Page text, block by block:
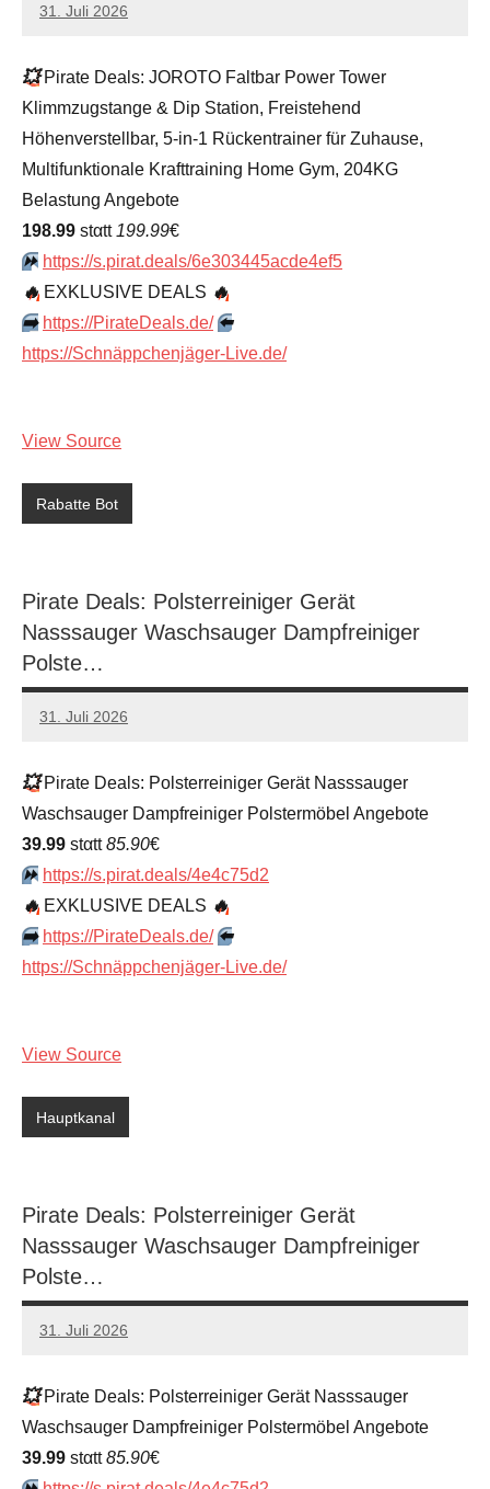
31. Juli 2026
admin
Keine
💥Pirate Deals: JOROTO Faltbar Power Tower
Klimmzugstange & Dip Station, Freistehend
Höhenverstellbar, 5-in-1 Rückentrainer für Zuhause,
Multifunktionale Krafttraining Home Gym, 204KG
Belastung Angebote
198.99 stαtt 199.99€
⏩️ https://s.pirat.deals/6e303445acde4ef5
🔥 EXKLUSIVE DEALS 🔥
➡️ https://PirateDeals.de/ ⬅️
https://Schnäppchenjäger-Live.de/
View Source
Rabatte Bot
Pirate Deals: Polsterreiniger Gerät
Nasssauger Waschsauger Dampfreiniger
Polste…
31. Juli 2026
admin
Keine
💥Pirate Deals: Polsterreiniger Gerät Nasssauger
Waschsauger Dampfreiniger Polstermöbel Angebote
39.99 stαtt85.90€
⏩️ https://s.pirat.deals/4e4c75d2
🔥 EXKLUSIVE DEALS 🔥
➡️ https://PirateDeals.de/ ⬅️
https://Schnäppchenjäger-Live.de/
View Source
Hauptkanal
Pirate Deals: Polsterreiniger Gerät
Nasssauger Waschsauger Dampfreiniger
Polste…
31. Juli 2026
admin
Keine
💥Pirate Deals: Polsterreiniger Gerät Nasssauger
Waschsauger Dampfreiniger Polstermöbel Angebote
39.99 stαtt85.90€